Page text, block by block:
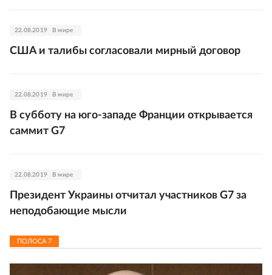
22.08.2019 В мире
США и талибы согласовали мирный договор
22.08.2019 В мире
В субботу на юго-западе Франции открывается
саммит G7
22.08.2019 В мире
Президент Украины отчитал участников G7 за
неподобающие мысли
ПОЛОСА7